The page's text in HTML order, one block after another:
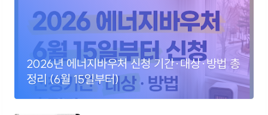
2026년 에너지바우처 신청 기간·대상·방법 총
정리 (6월 15일부터)